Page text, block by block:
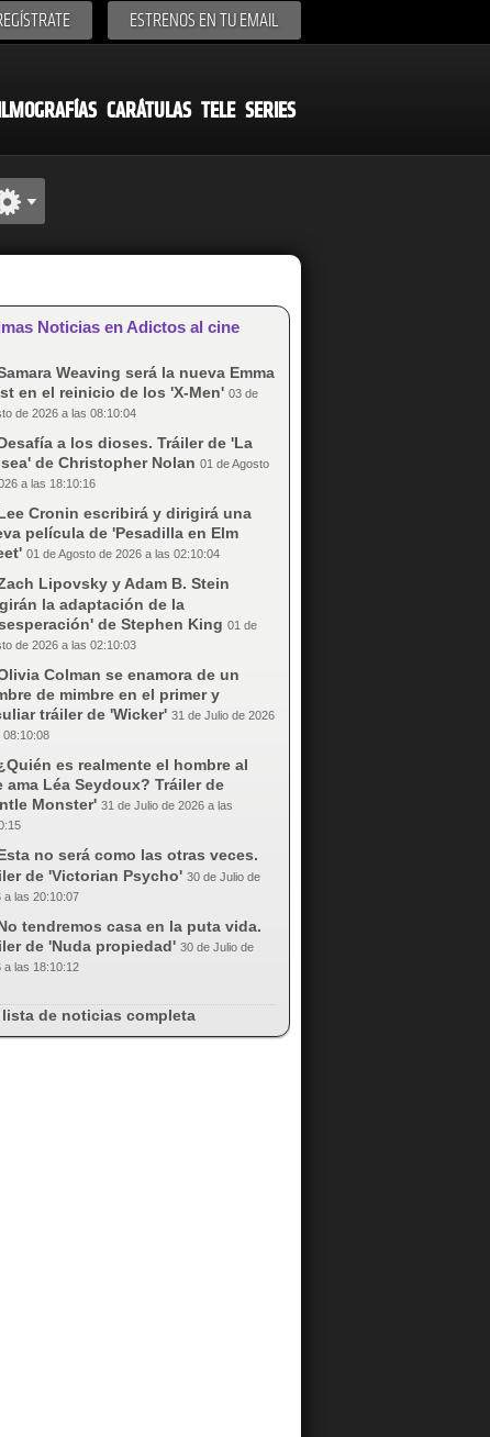
ESTRENOS EN TU EMAIL
CARÁTULAS TELE SERIES
Noticias en Adictos al cine
Weaving será la nueva Emma
en el reinicio de los 'X-Men' 03 de
de 2026 a las 08:10:04
a los dioses. Tráiler de 'La
de Christopher Nolan 01 de Agosto
a las 18:10:16
Cronin escribirá y dirigirá una
película de 'Pesadilla en Elm
01 de Agosto de 2026 a las 02:10:04
Lipovsky y Adam B. Stein
la adaptación de la
de Stephen King 01 de
de 2026 a las 02:10:03
Colman se enamora de un
de mimbre en el primer y
tráiler de 'Wicker' 31 de Julio de 2026
08:10:08
es realmente el hombre al
ama Léa Seydoux? Tráiler de
Monster' 31 de Julio de 2026 a las
no será como las otras veces.
de 'Victorian Psycho' 30 de Julio de
a las 20:10:07
tendremos casa en la puta vida.
de 'Nuda propiedad' 30 de Julio de
a las 18:10:12
lista de noticias completa